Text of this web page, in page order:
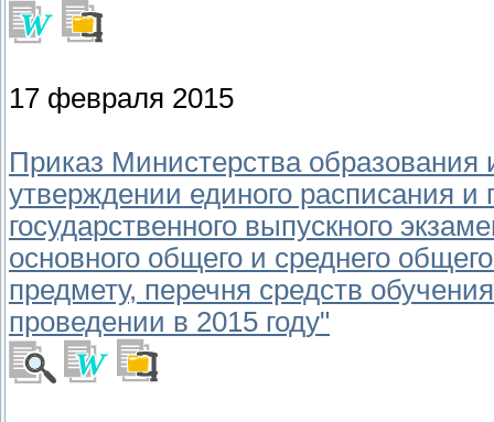
17 февраля 2015
Приказ Министерства
утверждении единого расписания
государственного выпускного
основного общего и среднего
предмету, перечня средств
проведении в 2015 году"